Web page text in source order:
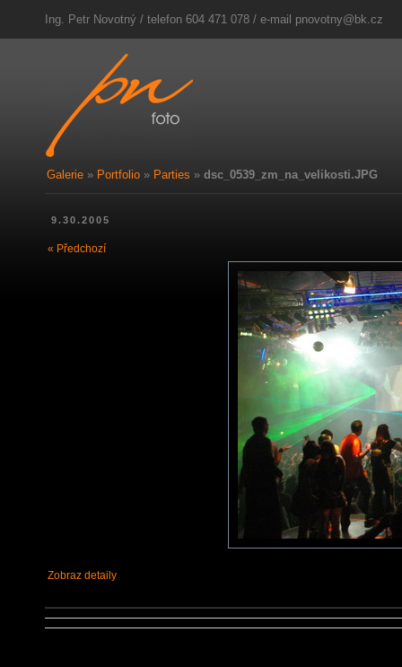
Ing. Petr Novotný / telefon 604 471 078 / e-mail pnovotny@bk.cz
Galerie » Portfolio » Parties » dsc_0539_zm_na_velikosti.JPG
9.30.2005
« Předchozí
Zobraz detaily